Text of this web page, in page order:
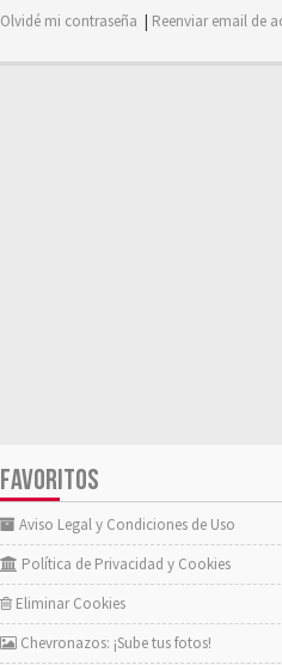
Olvidé mi contraseña | Reenviar email de
FAVORITOS
Aviso Legal y Condiciones de Uso
Política de Privacidad y Cookies
Eliminar Cookies
Chevronazos: ¡Sube tus fotos!